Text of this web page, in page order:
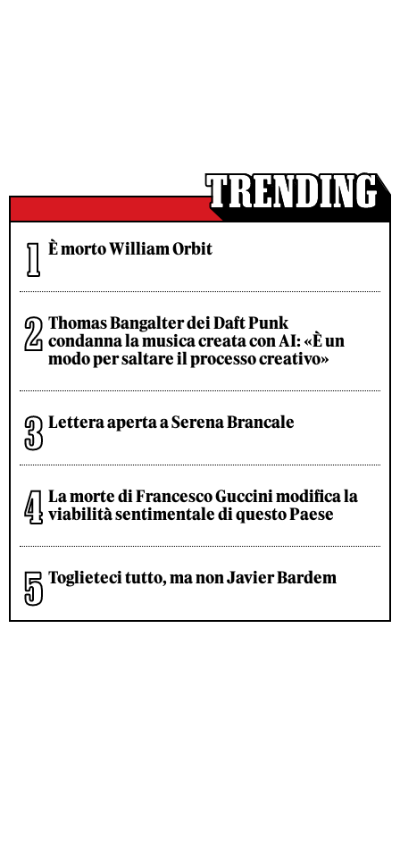
È morto William Orbit
Thomas Bangalter dei Daft Punk
condanna la musica creata con AI: «È un
modo per saltare il processo creativo»
Lettera aperta a Serena Brancale
La morte di Francesco Guccini modifica la
viabilità sentimentale di questo Paese
Toglieteci tutto, ma non Javier Bardem